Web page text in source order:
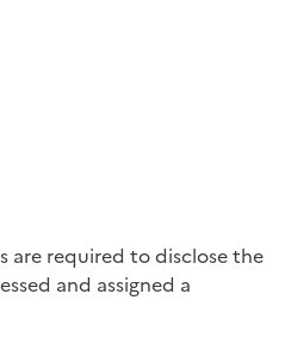
are required to disclose the
and assigned a